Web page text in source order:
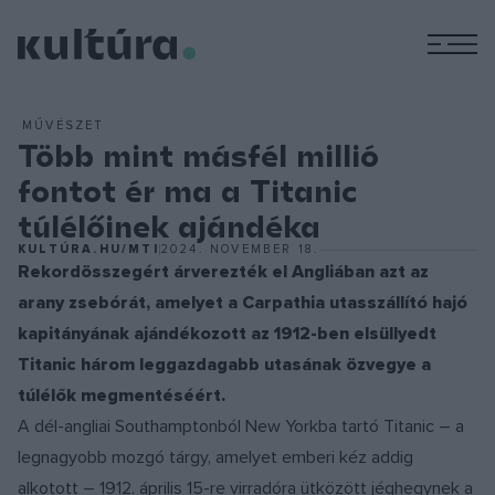
MŰVÉSZET
Több mint másfél millió
fontot ér ma a Titanic
túlélőinek ajándéka
KULTÚRA.HU/MTI 2024. NOVEMBER 18.
Rekordösszegért árverezték el Angliában azt az
arany zsebórát, amelyet a Carpathia utasszállító hajó
kapitányának ajándékozott az 1912-ben elsüllyedt
Titanic három leggazdagabb utasának özvegye a
túlélők megmentéséért.
A dél-angliai Southamptonból New Yorkba tartó Titanic – a
legnagyobb mozgó tárgy, amelyet emberi kéz addig
alkotott – 1912. április 15-re virradóra ütközött jéghegynek a